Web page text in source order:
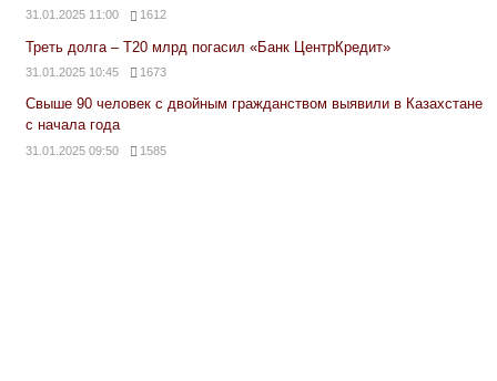
31.01.2025 11:00 1612
Треть долга – Т20 млрд погасил «Банк ЦентрКредит»
31.01.2025 10:45 1673
Свыше 90 человек с двойным гражданством выявили в Казахстане
с начала года
31.01.2025 09:50 1585